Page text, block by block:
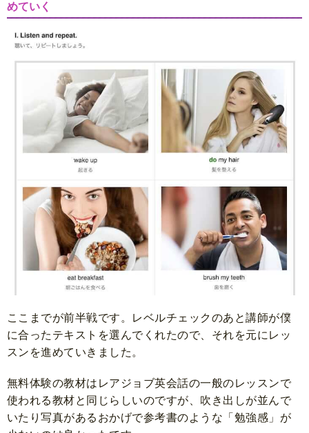
めていく
ここまでが前半戦です。レベルチェックのあと講師が僕
に合ったテキストを選んでくれたので、それを元にレッ
スンを進めていきました。
無料体験の教材はレアジョブ英会話の一般のレッスンで
使われる教材と同じらしいのですが、吹き出しが並んで
いたり写真があるおかげで参考書のような 「勉強感」が